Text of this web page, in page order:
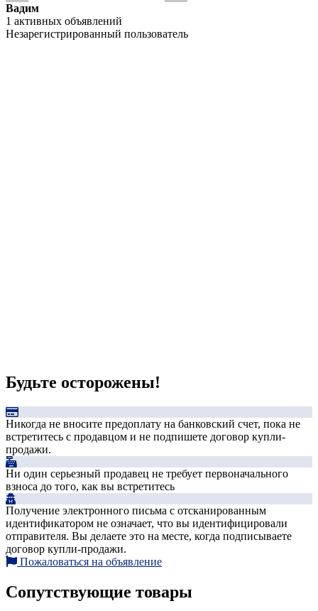
Вадим
1 активных объявлений
Незарегистрированный пользователь
Будьте осторожены!
Никогда не вносите предоплату на банковский счет, пока не
встретитесь с продавцом и не подпишете договор купли-
продажи.
Ни один серьезный продавец не требует первоначального
взноса до того, как вы встретитесь
Получение электронного письма с отсканированным
идентификатором не означает, что вы идентифицировали
отправителя. Вы делаете это на месте, когда подписываете
договор купли-продажи.
Пожаловаться на объявление
Сопутствующие товары